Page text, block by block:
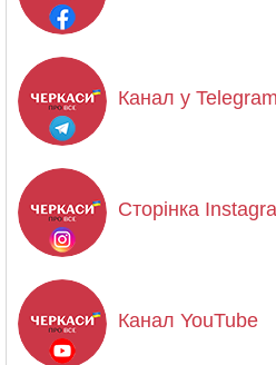
Канал у Telegram
Сторінка
Канал YouTube